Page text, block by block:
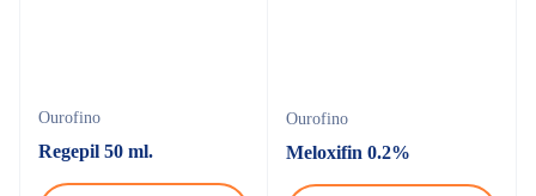
Ourofino
Regepil 50 ml.
Ourofino
Meloxifin 0.2%